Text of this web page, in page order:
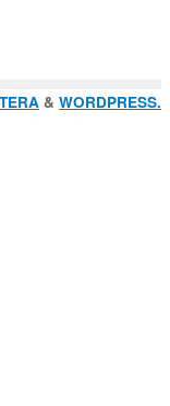
& WORDPRESS.